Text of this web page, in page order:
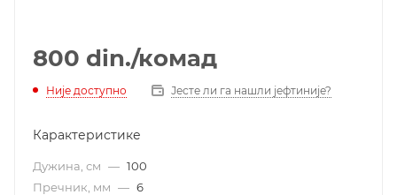
800 din./комад
Није доступно Јесте ли га нашли јефтиније?
Карактеристике
Дужина, см — 100
Пречник, мм — 6